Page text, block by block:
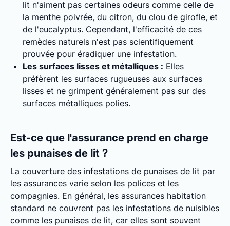
lit n'aiment pas certaines odeurs comme celle de
la menthe poivrée, du citron, du clou de girofle, et
de l'eucalyptus. Cependant, l'efficacité de ces
remèdes naturels n'est pas scientifiquement
prouvée pour éradiquer une infestation.
Les surfaces lisses et métalliques : Elles
préfèrent les surfaces rugueuses aux surfaces
lisses et ne grimpent généralement pas sur des
surfaces métalliques polies.
Est-ce que l'assurance prend en charge
les punaises de lit ?
La couverture des infestations de punaises de lit par
les assurances varie selon les polices et les
compagnies. En général, les assurances habitation
standard ne couvrent pas les infestations de nuisibles
comme les punaises de lit, car elles sont souvent